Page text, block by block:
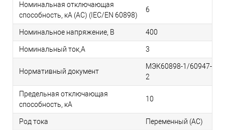
Номинальная отключающая
способность, кA (AC) (IEC/EN 60898)
6
Номинальное напряжение, В 400
Номинальный ток,А 3
Нормативный документ
МЭК60898-1/60947-
2
Предельная отключающая
способность, кA
10
Род тока Переменный (AC)